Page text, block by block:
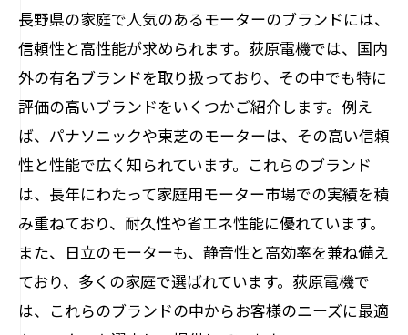
長野県の家庭で人気のあるモーターのブランドには、
信頼性と高性能が求められます。荻原電機では、国内
外の有名ブランドを取り扱っており、その中でも特に
評価の高いブランドをいくつかご紹介します。例え
ば、パナソニックや東芝のモーターは、その高い信頼
性と性能で広く知られています。これらのブランド
は、長年にわたって家庭用モーター市場での実績を積
み重ねており、耐久性や省エネ性能に優れています。
また、日立のモーターも、静音性と高効率を兼ね備え
ており、多くの家庭で選ばれています。荻原電機で
は、これらのブランドの中からお客様のニーズに最適